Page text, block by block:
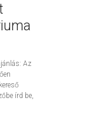
Az
írd be,